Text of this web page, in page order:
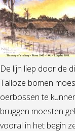
De lijn liep door de
Talloze bomen
oerbossen te
bruggen moesten
vooral in het begin